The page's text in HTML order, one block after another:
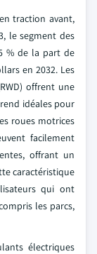
traction avant,
le segment des
% de la part de
en 2032. Les
offrent une
idéales pour
roues motrices
facilement
offrant un
caractéristique
qui ont
les parcs,
électriques